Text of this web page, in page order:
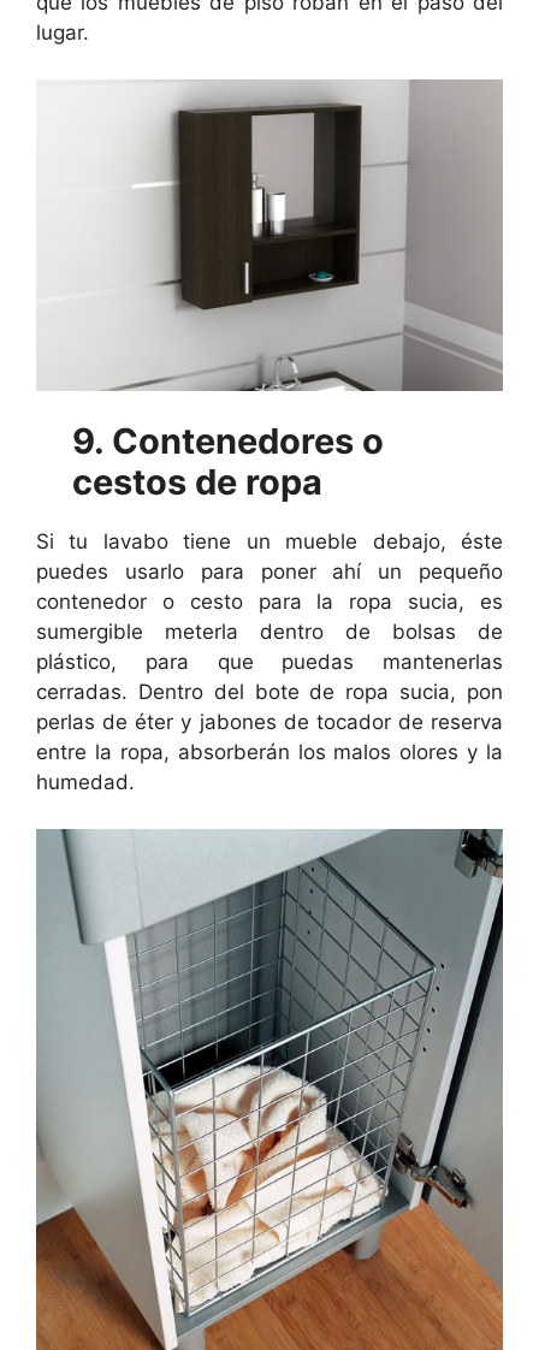
lugar.
9. Contenedores o
cestos de ropa
Si tu lavabo tiene un mueble debajo, éste
puedes usarlo para poner ahí un pequeño
contenedor o cesto para la ropa sucia, es
sumergible meterla dentro de bolsas de
plástico, para que puedas mantenerlas
cerradas. Dentro del bote de ropa sucia, pon
perlas de éter y jabones de tocador de reserva
entre la ropa, absorberán los malos olores y la
humedad.